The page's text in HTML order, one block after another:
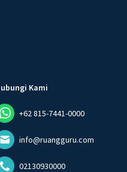
Kami
+62 815-7441-0000
info@ruangguru.com
02130930000